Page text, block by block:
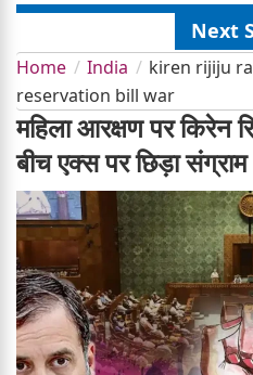
Next
Home India
kiren rijiju
reservation bill war
महिला आरक्षण पर किरेन
बीच एक्स पर छिड़ा संग्राम